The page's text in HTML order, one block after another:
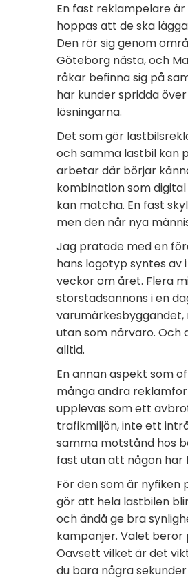
En fast reklampelare
hoppas att de ska
Den rör sig genom
Göteborg nästa, och
råkar befinna sig på
har kunder spridda
lösningarna.
Det som gör
och samma lastbil kan
arbetar där börjar
kombination som
kan matcha. En fast
men den når nya
Jag pratade med en
hans logotyp syntes av
veckor om året. Flera
storstadsannons i en
varumärkesbyggandet,
utan som närvaro.
alltid.
En annan aspekt som
många andra
upplevas som ett
trafikmiljön, inte ett
samma motstånd hos
fast utan att någon har
För den som är
gör att hela lastbilen
och ändå ge bra
kampanjer. Valet beror
Oavsett vilket är det
du bara några